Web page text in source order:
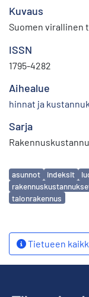
Kuvaus
Suomen virallinen
ISSN
1795-4282
Aihealue
hinnat ja
Sarja
Avainsanat
asunnot indeksit
talonrakennus
Tietueen